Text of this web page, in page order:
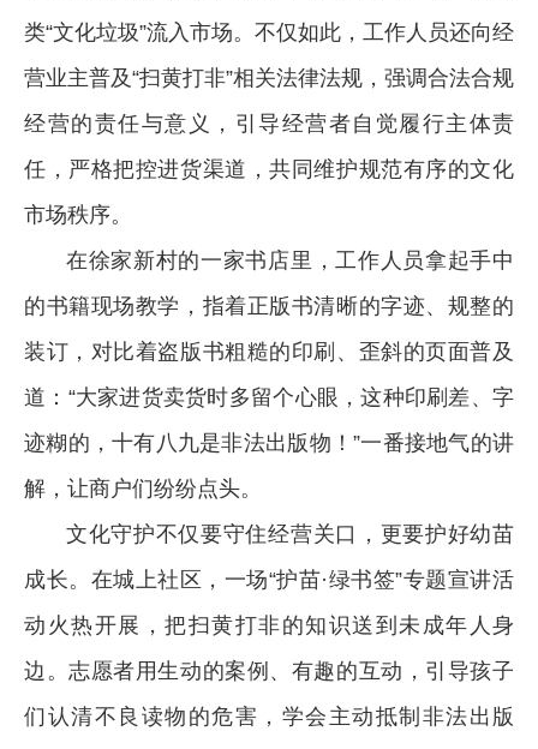
类“文化垃圾”流入市场。不仅如此，工作人员还向经
营业主普及“扫黄打非”相关法律法规，强调合法合规
经营的责任与意义，引导经营者自觉履行主体责
任，严格把控进货渠道，共同维护规范有序的文化
市场秩序。
在徐家新村的一家书店里，工作人员拿起手中
的书籍现场教学，指着正版书清晰的字迹、规整的
装订，对比着盗版书粗糙的印刷、歪斜的页面普及
道：“大家进货卖货时多留个心眼，这种印刷差、字
迹糊的，十有八九是非法出版物！”一番接地气的讲
解，让商户们纷纷点头。
文化守护不仅要守住经营关口，更要护好幼苗
成长。在城上社区，一场“护苗·绿书签”专题宣讲活
动火热开展，把扫黄打非的知识送到未成年人身
边。志愿者用生动的案例、有趣的互动，引导孩子
们认清不良读物的危害，学会主动抵制非法出版